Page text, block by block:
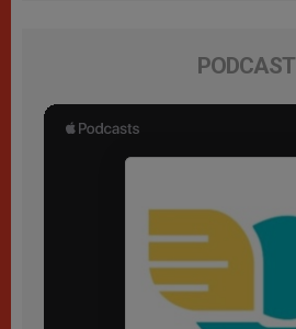
PODCAST